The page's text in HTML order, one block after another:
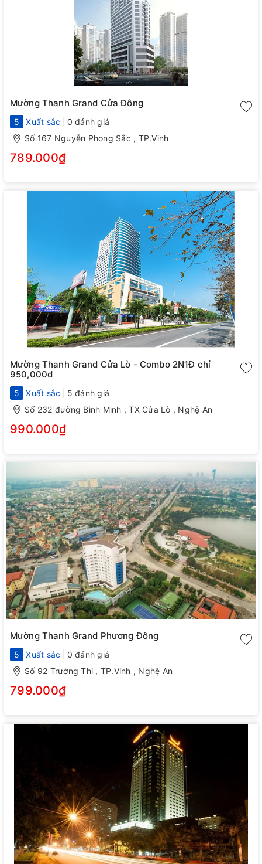
Mường Thanh Grand Cửa Đông
5 Xuất sắc
0 đánh giá
Số 167 Nguyễn Phong Sắc , TP.Vinh
789.000₫
Mường Thanh Grand Cửa Lò - Combo 2N1Đ chỉ
950,000đ
5 Xuất sắc
5 đánh giá
Số 232 đường Bình Minh , TX Cửa Lò , Nghệ An
990.000₫
Mường Thanh Grand Phương Đông
5 Xuất sắc
0 đánh giá
Số 92 Trường Thi , TP.Vinh , Nghệ An
799.000₫